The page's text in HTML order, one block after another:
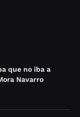
que no iba a
Navarro